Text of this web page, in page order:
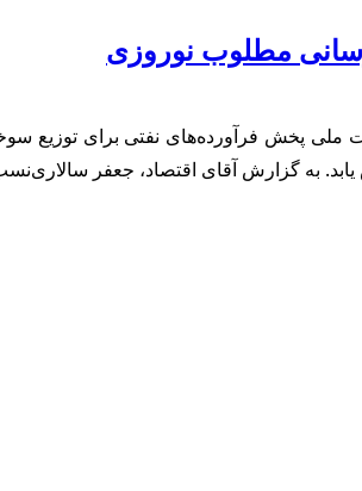
مطلوب نوروزی
پخش فرآورده‌های نفتی برای توزیع